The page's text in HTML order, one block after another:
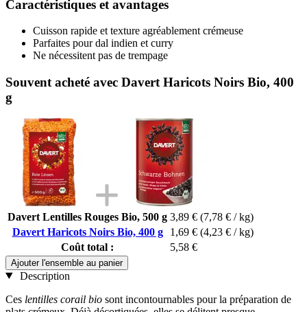
Caractéristiques et avantages
Cuisson rapide et texture agréablement crémeuse
Parfaites pour dal indien et curry
Ne nécessitent pas de trempage
Souvent acheté avec Davert Haricots Noirs Bio, 400
g
Davert Lentilles Rouges Bio, 500 g 3,89 € (7,78 € / kg)
Davert Haricots Noirs Bio, 400 g
1,69 € (4,23 € / kg)
Coût total :
5,58 €
Ajouter l'ensemble au panier
Description
Ces lentilles corail bio sont incontournables pour la préparation de